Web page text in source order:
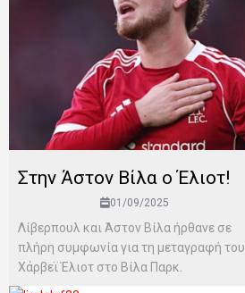
Στην Άστον Βίλα ο Έλιοτ!
01/09/2025
Λίβερπουλ και Άστον Βίλα ήρθανε σε
πλήρη συμφωνία για τη μεταγραφή του
Χάρβεϊ Έλιοτ στο Βίλα Παρκ.